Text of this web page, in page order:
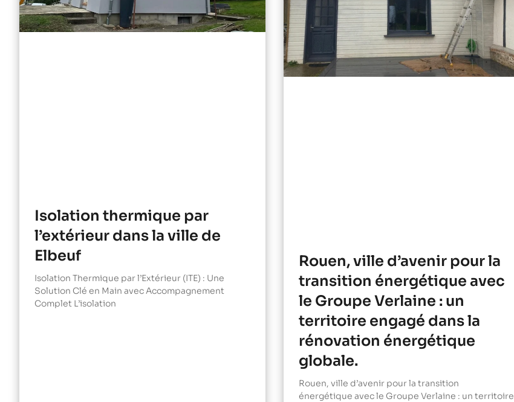
Isolation thermique par
l’extérieur dans la ville de
Elbeuf
Isolation Thermique par l’Extérieur (ITE) : Une
Solution Clé en Main avec Accompagnement
Complet L’isolation
Rouen, ville d’avenir pour la
transition énergétique avec
le Groupe Verlaine : un
territoire engagé dans la
rénovation énergétique
globale.
Rouen, ville d’avenir pour la transition
énergétique avec le Groupe Verlaine : un territoire